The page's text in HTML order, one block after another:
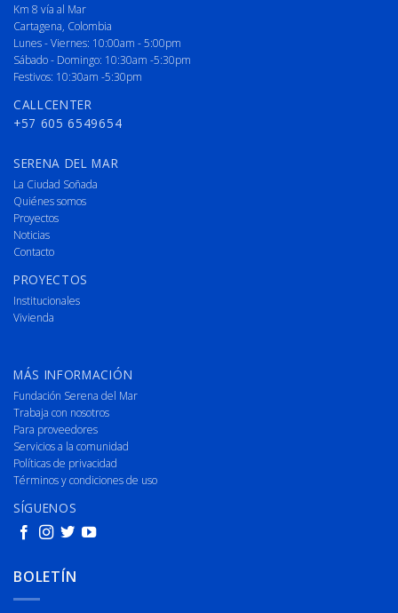
Km 8 vía al Mar
Cartagena, Colombia
Lunes - Viernes: 10:00am - 5:00pm
Sábado - Domingo: 10:30am -5:30pm
Festivos: 10:30am -5:30pm
CALLCENTER
+57 605 6549654
SERENA DEL MAR
La Ciudad Soñada
Quiénes somos
Proyectos
Noticias
Contacto
PROYECTOS
Institucionales
Vivienda
MÁS INFORMACIÓN
Fundación Serena del Mar
Trabaja con nosotros
Para proveedores
Servicios a la comunidad
Políticas de privacidad
Términos y condiciones de uso
SÍGUENOS
BOLETÍN